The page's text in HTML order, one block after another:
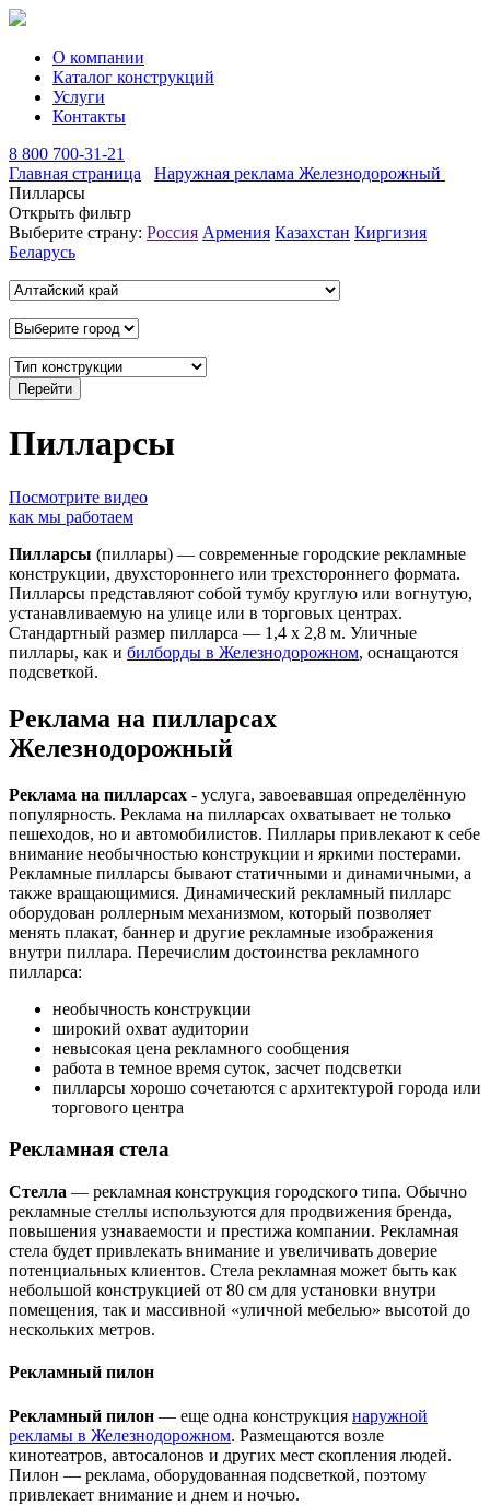
О компании
Каталог конструкций
Услуги
Контакты
8 800 700-31-21
Главная страница
Наружная реклама Железнодорожный
Пилларсы
Открыть фильтр
Выберите страну: Россия Армения Казахстан Киргизия
Беларусь
Пилларсы
Посмотрите видео
как мы работаем
Пилларсы (пиллары) — современные городские рекламные
конструкции, двухстороннего или трехстороннего формата.
Пилларсы представляют собой тумбу круглую или вогнутую,
устанавливаемую на улице или в торговых центрах.
Стандартный размер пилларса — 1,4 х 2,8 м. Уличные
пиллары, как и билборды в Железнодорожном, оснащаются
подсветкой.
Реклама на пилларсах
Железнодорожный
Реклама на пилларсах - услуга, завоевавшая определённую
популярность. Реклама на пилларсах охватывает не только
пешеходов, но и автомобилистов. Пиллары привлекают к себе
внимание необычностью конструкции и яркими постерами.
Рекламные пилларсы бывают статичными и динамичными, а
также вращающимися. Динамический рекламный пилларс
оборудован роллерным механизмом, который позволяет
менять плакат, баннер и другие рекламные изображения
внутри пиллара. Перечислим достоинства рекламного
пилларса:
необычность конструкции
широкий охват аудитории
невысокая цена рекламного сообщения
работа в темное время суток, засчет подсветки
пилларсы хорошо сочетаются с архитектурой города или
торгового центра
Рекламная стела
Стелла — рекламная конструкция городского типа. Обычно
рекламные стеллы используются для продвижения бренда,
повышения узнаваемости и престижа компании. Рекламная
стела будет привлекать внимание и увеличивать доверие
потенциальных клиентов. Стела рекламная может быть как
небольшой конструкцией от 80 см для установки внутри
помещения, так и массивной «уличной мебелью» высотой до
нескольких метров.
Рекламный пилон
Рекламный пилон — еще одна конструкция наружной
рекламы в Железнодорожном. Размещаются возле
кинотеатров, автосалонов и других мест скопления людей.
Пилон — реклама, оборудованная подсветкой, поэтому
привлекает внимание и днем и ночью.